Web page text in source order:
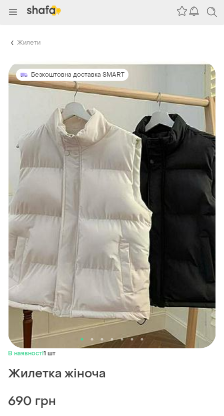
Жилети
Безкоштовна доставка SMART
В наявності1 шт
Жилетка жіноча
690 грн